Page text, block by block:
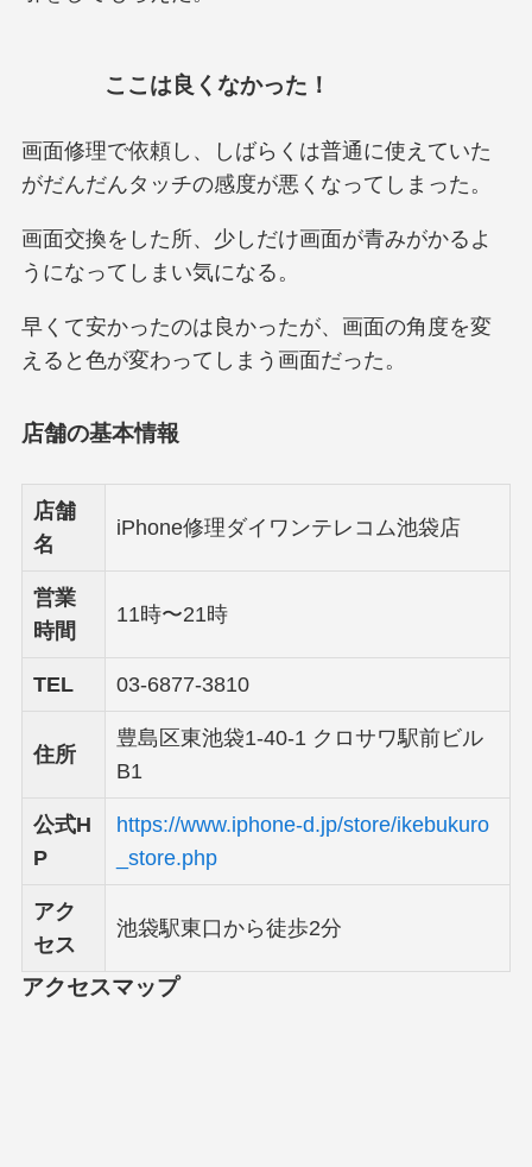
ここは良くなかった！
画面修理で依頼し、しばらくは普通に使えていた
がだんだんタッチの感度が悪くなってしまった。
画面交換をした所、少しだけ画面が青みがかるよ
うになってしまい気になる。
早くて安かったのは良かったが、画面の角度を変
えると色が変わってしまう画面だった。
店舗の基本情報
店舗
名
iPhone修理ダイワンテレコム池袋店
営業
時間
11時〜21時
TEL 03-6877-3810
住所
豊島区東池袋1-40-1 クロサワ駅前ビル
B1
公式H
P
https://www.iphone-d.jp/store/ikebukuro
_store.php
アク
セス
池袋駅東口から徒歩2分
アクセスマップ